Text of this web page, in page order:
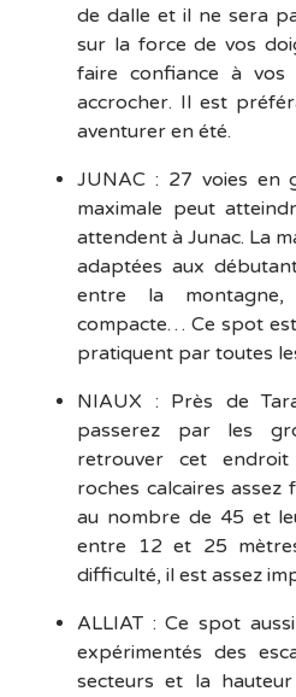
de dalle et il ne sera
sur la force de vos
faire confiance à
accrocher. Il est
aventurer en été.
JUNAC : 27 voies en
maximale peut
attendent à Junac. La
adaptées aux
entre la
compacte… Ce spot
pratiquent par toutes
NIAUX : Près de
passerez par les
retrouver cet
roches calcaires assez
au nombre de 45 et
entre 12 et 25
difficulté, il est assez
ALLIAT : Ce spot
expérimentés des
secteurs et la